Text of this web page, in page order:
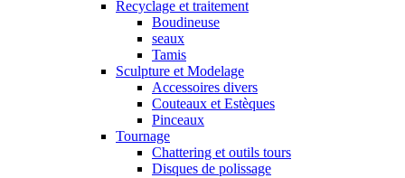
Recyclage et traitement
Boudineuse
seaux
Tamis
Sculpture et Modelage
Accessoires divers
Couteaux et Estèques
Pinceaux
Tournage
Chattering et outils tours
Disques de polissage